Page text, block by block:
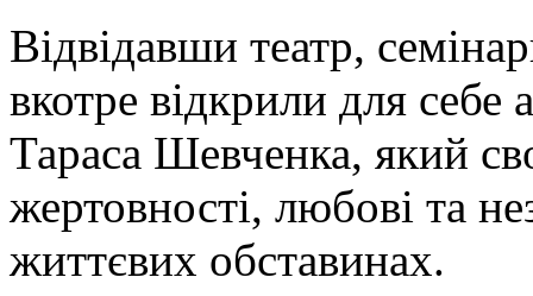
Відвідавши театр,
вкотре відкрили для себе
Тараса Шевченка, який
жертовності, любові та
життєвих обставинах.